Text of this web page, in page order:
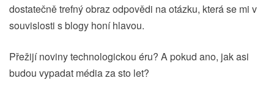
dostatečně trefný obraz odpovědi na otázku, která se mi v
souvislosti s blogy honí hlavou.
Přežijí noviny technologickou éru? A pokud ano, jak asi
budou vypadat média za sto let?